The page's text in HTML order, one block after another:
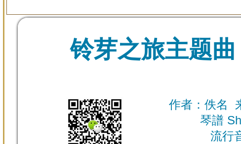
铃芽之旅主题
作者：佚名
琴譜
流行